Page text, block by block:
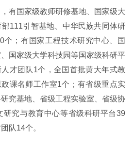
有国家级教师研修基地、国家级大
111引智基地、中华民族共同体研
个；有国家工程技术研究中心、国
国家级大学科技园等国家级科研平
才团队1个，全国首批黄大年式教
课名师工作室1个；有省级重点实
究基地、省级工程实验室、省级协
研究与教育中心等省级科研平台39
队14个。